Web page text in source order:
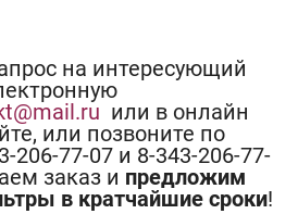
на интересующий
или в онлайн
или позвоните по
77-07 и 8-343-206-77-
заказ и предложим
в кратчайшие сроки!